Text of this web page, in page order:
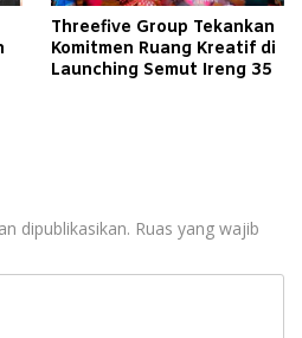
Threefive Group Tekankan
Komitmen Ruang Kreatif di
Launching Semut Ireng 35
dipublikasikan. Ruas yang wajib